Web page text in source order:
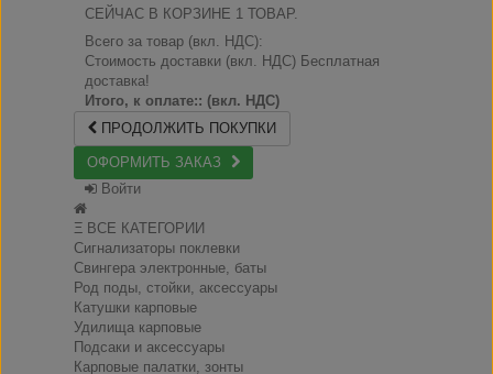
СЕЙЧАС В КОРЗИНЕ 1 ТОВАР.
Всего за товар (вкл. НДС):
Стоимость доставки (вкл. НДС) Бесплатная
доставка!
Итого, к оплате:: (вкл. НДС)
ПРОДОЛЖИТЬ ПОКУПКИ
ОФОРМИТЬ ЗАКАЗ
Войти
Ξ ВСЕ КАТЕГОРИИ
Сигнализаторы поклевки
Свингера электронные, баты
Род поды, стойки, аксессуары
Катушки карповые
Удилища карповые
Подсаки и аксессуары
Карповые палатки, зонты